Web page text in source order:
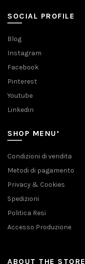
SOCIAL PROFILE
Blog
Instagram
Facebook
Pinterest
Youtube
Linkedin
SHOP MENU’
Condizioni di vendita
Metodi di pagamento
Privacy & Cookies
Spedizioni
Politica Resi
Accesso Produzione
ABOUT THE STORE